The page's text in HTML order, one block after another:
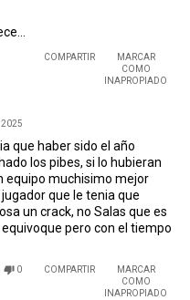
COMPARTIR
MARCAR
COMO
INAPROPIADO
2025
que haber sido el año
los pibes, si lo hubieran
equipo muchisimo mejor
que le tenia que
un crack, no Salas que es
pero con el tiempo
0 COMPARTIR
MARCAR
COMO
INAPROPIADO